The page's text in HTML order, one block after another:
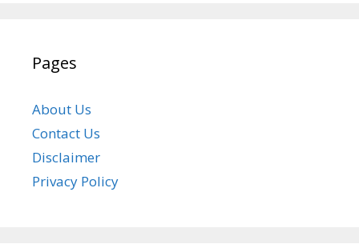
Pages
About Us
Contact Us
Disclaimer
Privacy Policy